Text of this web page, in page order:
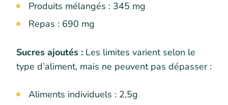
Produits mélangés : 345 mg
Repas : 690 mg
Sucres ajoutés : Les limites varient selon le
type d’aliment, mais ne peuvent pas dépasser :
Aliments individuels : 2,5g